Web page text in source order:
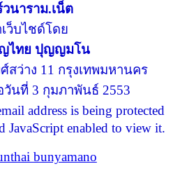
วนาราม.เน็ต
ว็บไชด์โดย
ไทย ปุญญมโน
ว่าง 11 กรุงเทพมหานคร
วันที่ 3 กุมภาพันธ์ 2553
address is being protected
JavaScript enabled to view it.
bunyamano